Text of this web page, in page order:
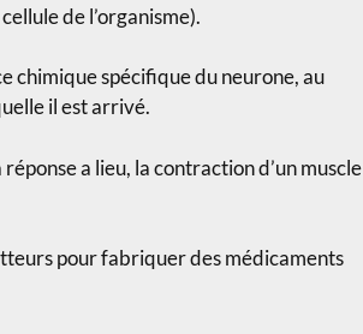
de l’organisme).
chimique spécifique du neurone, au
il est arrivé.
a lieu, la contraction d’un muscle
pour fabriquer des médicaments